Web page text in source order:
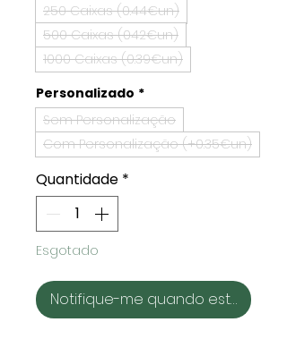
250 Caixas (0.44€un)
500 Caixas (042€un)
1000 Caixas (0.39€un)
Personalizado *
Sem Personalização
Com Personalização (+0.35€un)
Quantidade *
Esgotado
Notifique-me quando estiver